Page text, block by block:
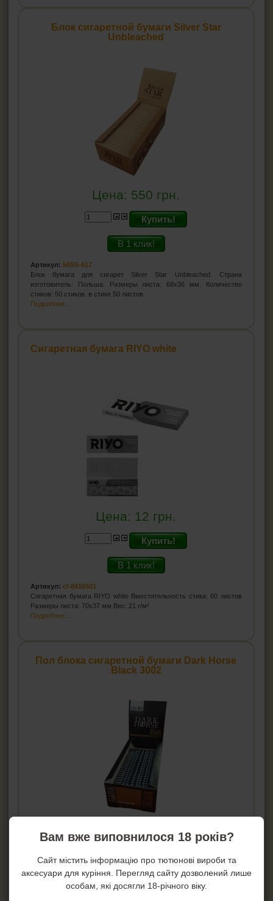
Блок сигаретной бумаги Silver Star
Unbleached
Цена: 550 грн.
Купить!
В 1 клик!
Артикул: 50SS-617
Блок бумага для сигарет Silver Star Unbleached. Страна
изготовитель: Польша. Размеры листа: 68х36 мм. Количество
стиков: 50 стиков. в стике 50 листов.
Подробнее...
Сигаретная бумага RIYO white
Цена: 12 грн.
Купить!
В 1 клик!
Артикул: cl-8416501
Сигаретная бумага RIYO white Вместительность стика: 60 листов
Размеры листа: 70x37 мм Вес: 21 г/м²
Подробнее...
Пол блока сигаретной бумаги Dark Horse
Black 3002
В 1 клик!
Вам вже виповнилося 18 років?
Сайт містить інформацію про тютюнові вироби та
аксесуари для куріння. Перегляд сайту дозволений лише
особам, які досягли 18-річного віку.